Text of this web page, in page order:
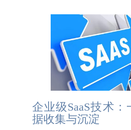
企业级SaaS技术
据收集与沉淀